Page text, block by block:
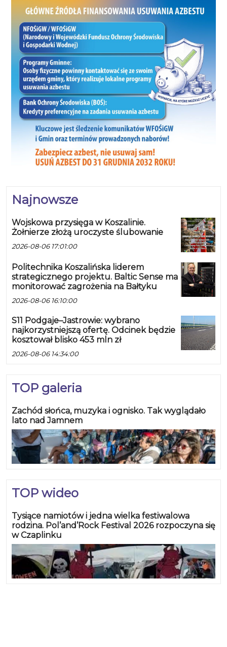
Najnowsze
Wojskowa przysięga w Koszalinie.
Żołnierze złożą uroczyste ślubowanie
2026-08-06 17:01:00
Politechnika Koszalińska liderem
strategicznego projektu. Baltic Sense ma
monitorować zagrożenia na Bałtyku
2026-08-06 16:10:00
S11 Podgaje–Jastrowie: wybrano
najkorzystniejszą ofertę. Odcinek będzie
kosztował blisko 453 mln zł
2026-08-06 14:34:00
TOP galeria
Zachód słońca, muzyka i ognisko. Tak wyglądało
lato nad Jamnem
TOP wideo
Tysiące namiotów i jedna wielka festiwalowa
rodzina. Pol’and’Rock Festival 2026 rozpoczyna się
w Czaplinku